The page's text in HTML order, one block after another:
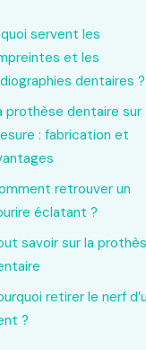
servent les
et les
dentaires ?
prothèse dentaire sur
: fabrication et
retrouver un
éclatant ?
savoir sur la
retirer le nerf
?